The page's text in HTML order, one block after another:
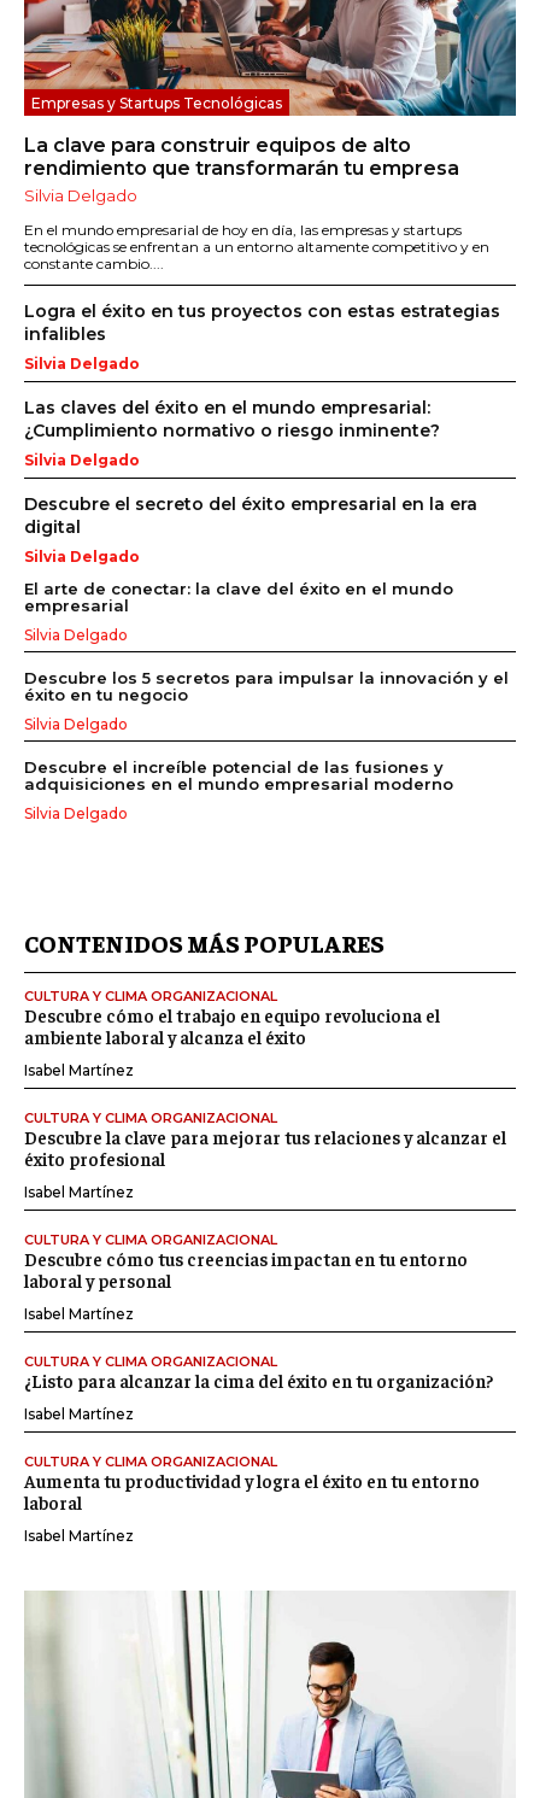
Empresas y Startups Tecnológicas
La clave para construir equipos de alto
rendimiento que transformarán tu empresa
Silvia Delgado
En el mundo empresarial de hoy en día, las empresas y startups
tecnológicas se enfrentan a un entorno altamente competitivo y en
constante cambio....
Logra el éxito en tus proyectos con estas estrategias
infalibles
Silvia Delgado
Las claves del éxito en el mundo empresarial:
¿Cumplimiento normativo o riesgo inminente?
Silvia Delgado
Descubre el secreto del éxito empresarial en la era
digital
Silvia Delgado
El arte de conectar: la clave del éxito en el mundo
empresarial
Silvia Delgado
Descubre los 5 secretos para impulsar la innovación y el
éxito en tu negocio
Silvia Delgado
Descubre el increíble potencial de las fusiones y
adquisiciones en el mundo empresarial moderno
Silvia Delgado
CONTENIDOS MÁS POPULARES
CULTURA Y CLIMA ORGANIZACIONAL
Descubre cómo el trabajo en equipo revoluciona el
ambiente laboral y alcanza el éxito
Isabel Martínez
CULTURA Y CLIMA ORGANIZACIONAL
Descubre la clave para mejorar tus relaciones y alcanzar el
éxito profesional
Isabel Martínez
CULTURA Y CLIMA ORGANIZACIONAL
Descubre cómo tus creencias impactan en tu entorno
laboral y personal
Isabel Martínez
CULTURA Y CLIMA ORGANIZACIONAL
¿Listo para alcanzar la cima del éxito en tu organización?
Isabel Martínez
CULTURA Y CLIMA ORGANIZACIONAL
Aumenta tu productividad y logra el éxito en tu entorno
laboral
Isabel Martínez